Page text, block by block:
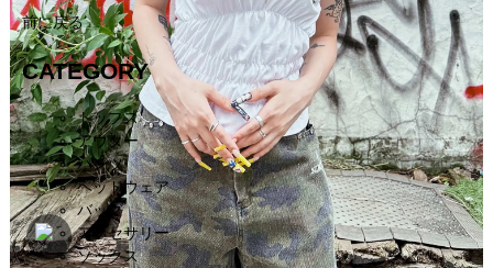
前に戻る
CATEGORY
トップス
アウター
パンツ
ヘッドウェア
バッグ
アクセサリー
ソックス